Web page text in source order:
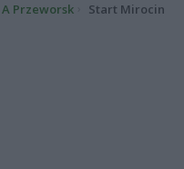
A Przeworsk Start Mirocin